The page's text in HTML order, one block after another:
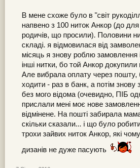
В мене схоже було в "світ
напвено з 100 ниток Анкор (до для
родичів, що просили). Половини
складі. я відмовилася від
місяць я знову роблю замовлення
інші нитки, бо той Анкор докупили
Але вибрала оплату через пошту,
ходити - раз в банк, а потім знову
без мого відома (очевидно, ПІБ
прислали мені моє нове
відмінене. На пошті забирала
скільки сказали... і що було
трохи зайвих ниток Анкор, які
дизанів не дуже пасують